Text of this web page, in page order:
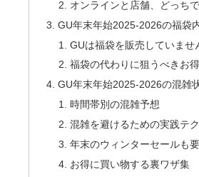
オンラインと店舗、どっち
GU年末年始2025-2026の福袋
GUは福袋を販売していませ
福袋の代わりに狙うべきお
GU年末年始2025-2026の混雑
時間帯別の混雑予想
混雑を避けるための実践テ
年末のウィンターセールも
お得に買い物する裏ワザ集